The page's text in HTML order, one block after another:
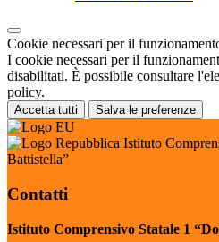
Cookie necessari per il
I cookie necessari per il
disabilitati. È possibile consultare
policy.
Accetta tutti Salva le preferenze
Istituto
Battistella”
Contatti
Istituto Comprensivo Statale 1